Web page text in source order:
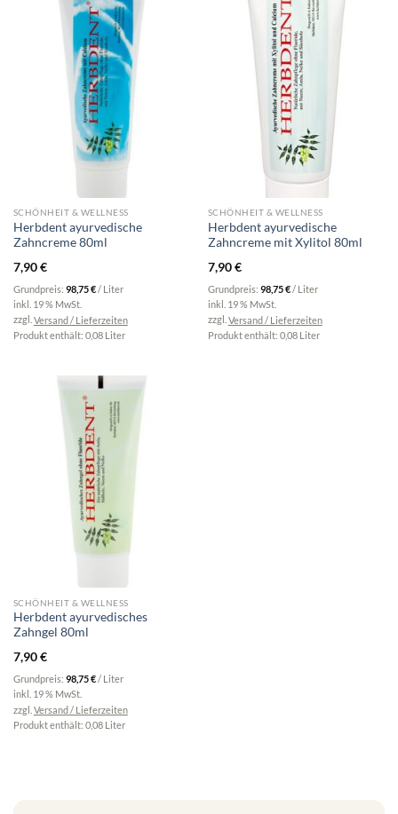
SCHÖNHEIT & WELLNESS
Herbdent ayurvedische
Zahncreme 80ml
7,90€
Grundpreis: 98,75€/ Liter
inkl. 19 % MwSt.
zzgl. Versand / Lieferzeiten
Produkt enthält: 0,08 Liter
SCHÖNHEIT & WELLNESS
Herbdent ayurvedische
Zahncreme mit Xylitol 80ml
7,90€
Grundpreis: 98,75€/ Liter
inkl. 19 % MwSt.
zzgl. Versand / Lieferzeiten
Produkt enthält: 0,08 Liter
SCHÖNHEIT & WELLNESS
Herbdent ayurvedisches
Zahngel 80ml
7,90€
Grundpreis: 98,75€/ Liter
inkl. 19 % MwSt.
zzgl. Versand / Lieferzeiten
Produkt enthält: 0,08 Liter